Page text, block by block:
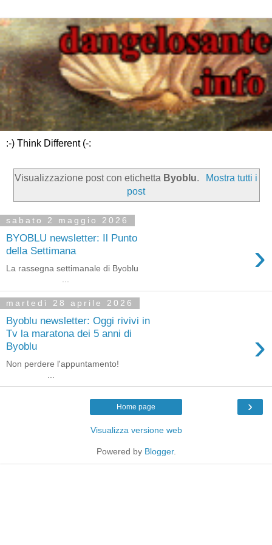
:-) Think Different (-:
Visualizzazione post con etichetta Byoblu.
Mostra tutti i
post
sabato 2 maggio 2026
BYOBLU newsletter: Il Punto
della Settimana
›
La rassegna settimanale di Byoblu ͏ ‌ ͏ ‌ ͏ ‌ ͏ ‌ ͏ ‌ ͏ ‌ ͏ ‌
martedì 28 aprile 2026
Byoblu newsletter: Oggi rivivi in
Tv la maratona dei 5 anni di
Byoblu
›
Non perdere l'appuntamento! ͏ ‌ ͏ ‌ ͏ ‌ ͏ ‌ ͏ ‌ ͏ ‌ ͏ ‌ ͏ ‌
›
Home page
Visualizza versione web
Powered by Blogger.